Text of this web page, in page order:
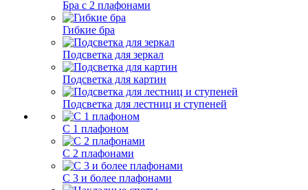
Бра с 2 плафонами
Гибкие бра
Подсветка для зеркал
Подсветка для картин
Подсветка для лестниц и ступеней
С 1 плафоном
С 2 плафонами
С 3 и более плафонами